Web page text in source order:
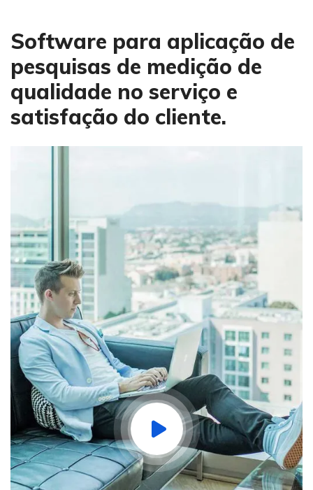
Software para aplicação de
pesquisas de medição de
qualidade no serviço e
satisfação do cliente.